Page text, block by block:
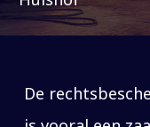
De